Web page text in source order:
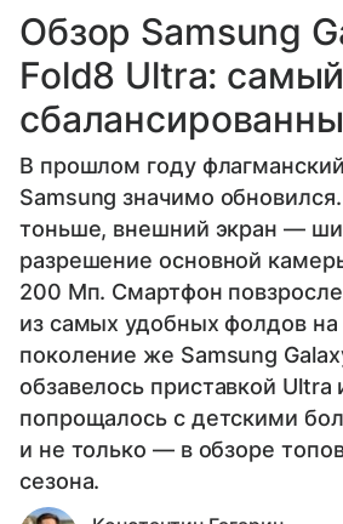
Обзор Samsung
Fold8 Ultra:
В прошлом году
Samsung значимо
тоньше, внешний экран —
разрешение основной
200 Мп. Смартфон
из самых удобных фолдов
поколение же Samsung
обзавелось приставкой Ultra
попрощалось с детскими
и не только — в обзоре
сезона.